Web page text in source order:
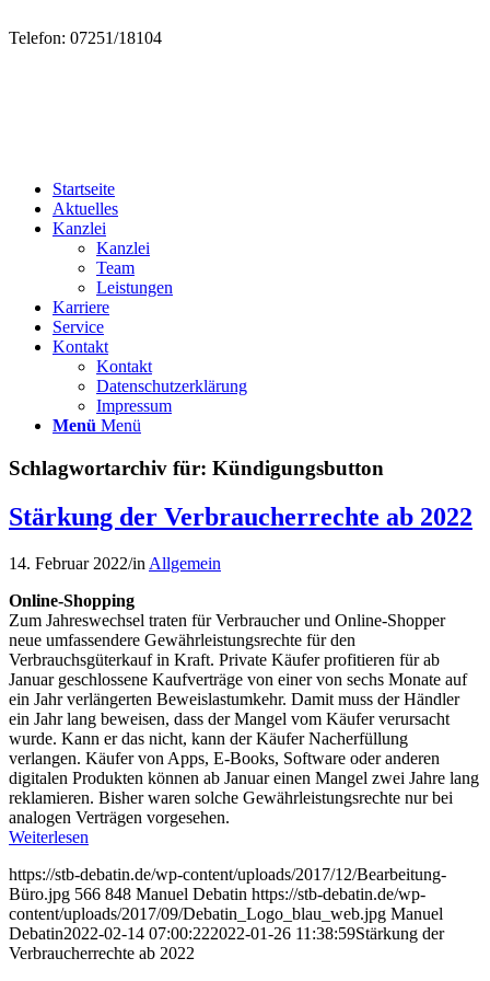
Telefon: 07251/18104
Startseite
Aktuelles
Kanzlei
Kanzlei
Team
Leistungen
Karriere
Service
Kontakt
Kontakt
Datenschutzerklärung
Impressum
Menü Menü
Schlagwortarchiv für: Kündigungsbutton
Stärkung der Verbraucherrechte ab 2022
14. Februar 2022/in Allgemein
Online-Shopping
Zum Jahreswechsel traten für Verbraucher und Online-Shopper
neue umfassendere Gewährleistungsrechte für den
Verbrauchsgüterkauf in Kraft. Private Käufer profitieren für ab
Januar geschlossene Kaufverträge von einer von sechs Monate auf
ein Jahr verlängerten Beweislastumkehr. Damit muss der Händler
ein Jahr lang beweisen, dass der Mangel vom Käufer verursacht
wurde. Kann er das nicht, kann der Käufer Nacherfüllung
verlangen. Käufer von Apps, E-Books, Software oder anderen
digitalen Produkten können ab Januar einen Mangel zwei Jahre lang
reklamieren. Bisher waren solche Gewährleistungsrechte nur bei
analogen Verträgen vorgesehen.
Weiterlesen
https://stb-debatin.de/wp-content/uploads/2017/12/Bearbeitung-
Büro.jpg 566 848 Manuel Debatin https://stb-debatin.de/wp-
content/uploads/2017/09/Debatin_Logo_blau_web.jpg Manuel
Debatin2022-02-14 07:00:222022-01-26 11:38:59Stärkung der
Verbraucherrechte ab 2022